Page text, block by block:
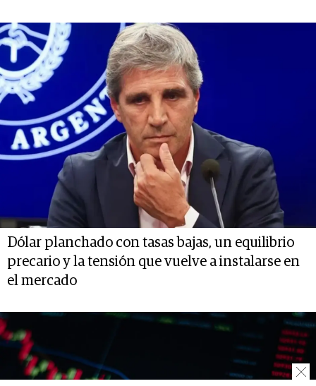
Dólar planchado con tasas bajas, un equilibrio
precario y la tensión que vuelve a instalarse en
el mercado